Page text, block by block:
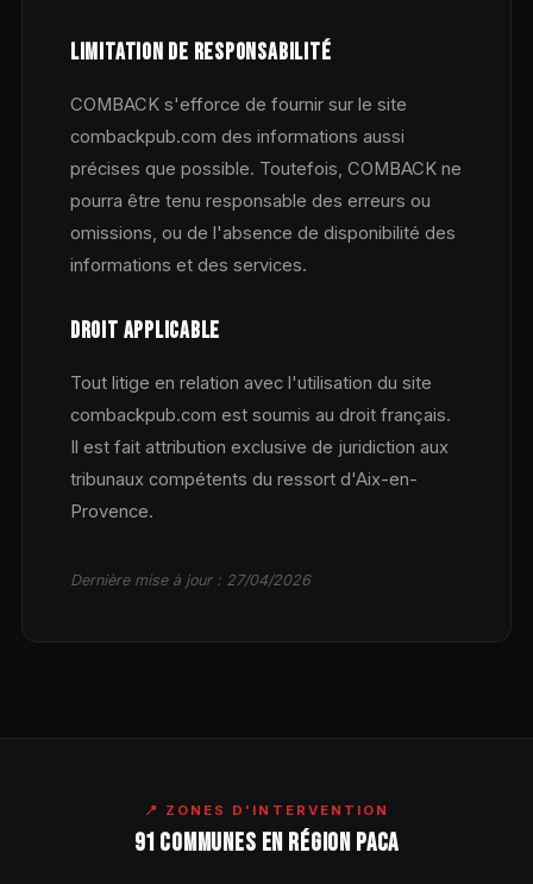
LIMITATION DE RESPONSABILITÉ
COMBACK s'efforce de fournir sur le site
combackpub.com des informations aussi
précises que possible. Toutefois, COMBACK ne
pourra être tenu responsable des erreurs ou
omissions, ou de l'absence de disponibilité des
informations et des services.
DROIT APPLICABLE
Tout litige en relation avec l'utilisation du site
combackpub.com est soumis au droit français.
Il est fait attribution exclusive de juridiction aux
tribunaux compétents du ressort d'Aix-en-
Provence.
Dernière mise à jour : 27/04/2026
📍 ZONES D'INTERVENTION
91 COMMUNES EN RÉGION PACA